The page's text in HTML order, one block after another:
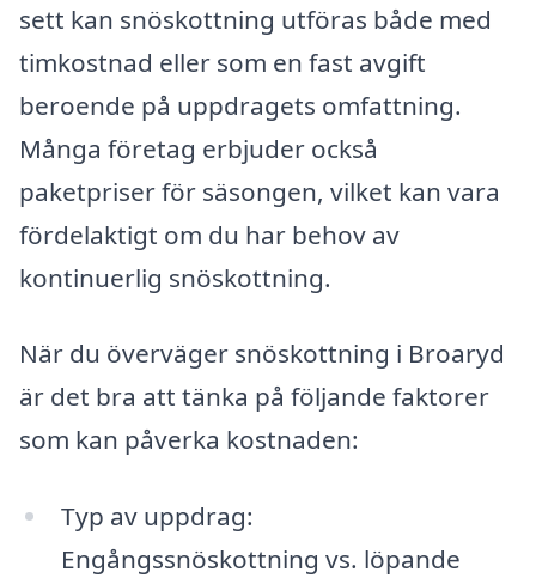
sett kan snöskottning utföras både med
timkostnad eller som en fast avgift
beroende på uppdragets omfattning.
Många företag erbjuder också
paketpriser för säsongen, vilket kan vara
fördelaktigt om du har behov av
kontinuerlig snöskottning.
När du överväger snöskottning i Broaryd
är det bra att tänka på följande faktorer
som kan påverka kostnaden:
Typ av uppdrag:
Engångssnöskottning vs. löpande